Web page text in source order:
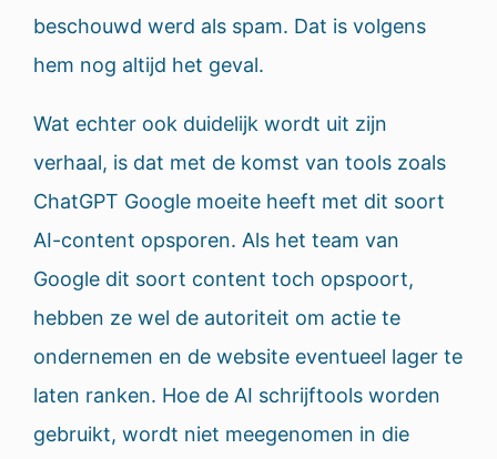
beschouwd werd als spam. Dat is volgens
hem nog altijd het geval.
Wat echter ook duidelijk wordt uit zijn
verhaal, is dat met de komst van tools zoals
ChatGPT Google moeite heeft met dit soort
AI-content opsporen. Als het team van
Google dit soort content toch opspoort,
hebben ze wel de autoriteit om actie te
ondernemen en de website eventueel lager te
laten ranken. Hoe de AI schrijftools worden
gebruikt, wordt niet meegenomen in die